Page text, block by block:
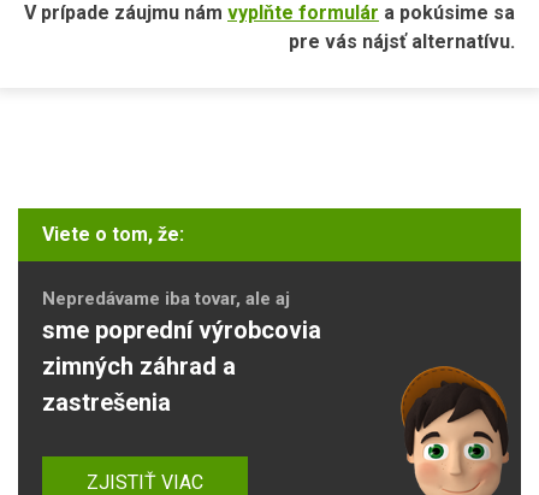
V prípade záujmu nám vyplňte formulár a pokúsime sa
pre vás nájsť alternatívu.
Viete o tom, že:
Nepredávame iba tovar, ale aj
sme poprední výrobcovia
zimných záhrad a
zastrešenia
ZJISTIŤ VIAC